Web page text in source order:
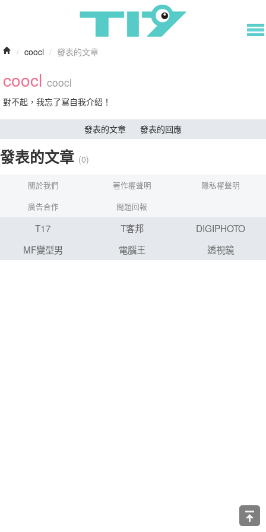
/ coocl / 發表的文章
coocl coocl
對不起，我忘了寫自我介紹！
發表的文章 發表的回應
發表的文章 (0)
關於我們 著作權聲明
隱私權聲明
廣告合作
問題回報
T17 T客邦
DIGIPHOTO
MF變型男
電腦王 透視鏡